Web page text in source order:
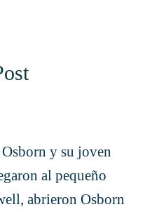
y su joven
al pequeño
abrieron Osborn